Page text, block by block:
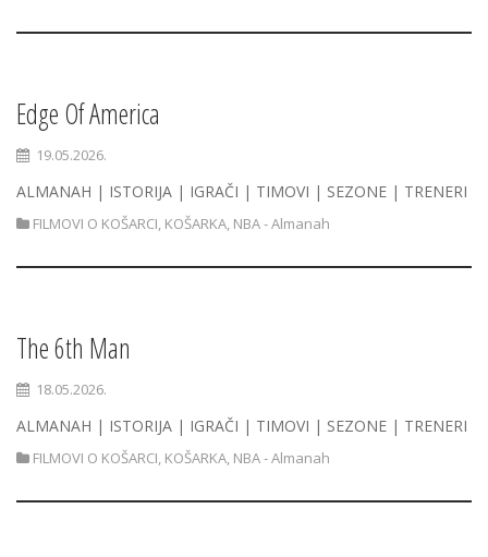
Edge Of America
19.05.2026.
ALMANAH | ISTORIJA | IGRAČI | TIMOVI | SEZONE | TRENERI
FILMOVI O KOŠARCI, KOŠARKA, NBA - Almanah
The 6th Man
18.05.2026.
ALMANAH | ISTORIJA | IGRAČI | TIMOVI | SEZONE | TRENERI
FILMOVI O KOŠARCI, KOŠARKA, NBA - Almanah